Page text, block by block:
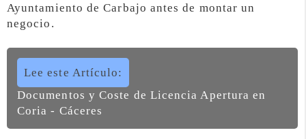
Ayuntamiento de Carbajo antes de montar un
negocio.
Lee este Artículo:
Documentos y Coste de Licencia Apertura en
Coria - Cáceres